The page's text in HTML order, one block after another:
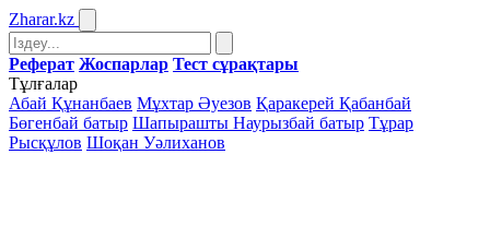
Zharar.kz
Реферат Жоспарлар Тест сұрақтары
Тұлғалар
Абай Құнанбаев Мұхтар Әуезов Қаракерей Қабанбай
Бөгенбай батыр Шапырашты Наурызбай батыр Тұрар
Рысқұлов Шоқан Уәлиханов